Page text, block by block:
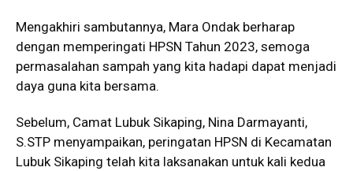
Mengakhiri sambutannya, Mara Ondak berharap
dengan memperingati HPSN Tahun 2023, semoga
permasalahan sampah yang kita hadapi dapat menjadi
daya guna kita bersama.
Sebelum, Camat Lubuk Sikaping, Nina Darmayanti,
S.STP menyampaikan, peringatan HPSN di Kecamatan
Lubuk Sikaping telah kita laksanakan untuk kali kedua